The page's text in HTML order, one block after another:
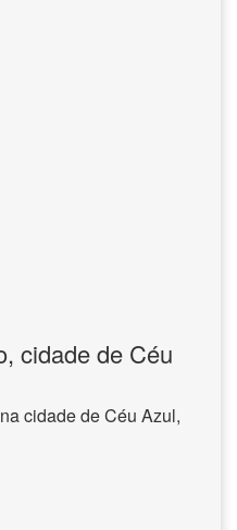
cidade de Céu
cidade de Céu Azul,